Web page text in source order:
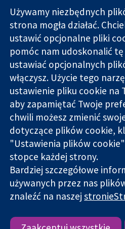
Wiarygodne dane
naukowe.
Świadome
decyzje.
Lepsze zdrowie.
11-13
Square
Londyn
W1G 0AN
Wielka
Cochrane Collaboration to
1045921) i spółka z ograniczoną
03044323) zarejestrowana w Anglii
VAT GB 718
Copyright © 2026 The Cochrane
Warunki korzystania ze strony
prawne|Prywatność|Polityka
Używamy niezbędnych
strona mogła działać.
ustawić opcjonalne pliki
pomóc nam udoskonalić
ustawiać opcjonalnych
włączysz. Użycie tego
ustawienie pliku cookie na
aby zapamiętać Twoje
chwili możesz zmienić
dotyczące plików cookie,
"Ustawienia plików
stopce każdej strony.
Bardziej szczegółowe
używanych przez nas
znaleźć na naszej